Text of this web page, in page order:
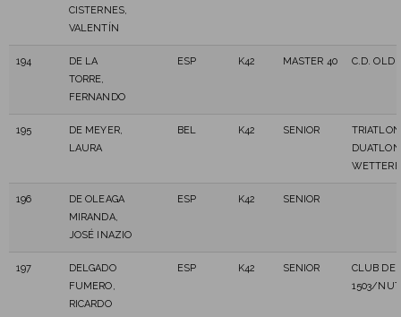
CISTERNES,
VALENTÍN
194
DE LA
TORRE,
FERNANDO
ESP K42 MASTER 40 C.D. OLD
195
DE MEYER,
LAURA
BEL K42 SENIOR
TRIATLON
DUATLON
196
DE OLEAGA
MIRANDA,
JOSÉ INAZIO
ESP K42 SENIOR
197
DELGADO
FUMERO,
RICARDO
ESP K42 SENIOR
CLUB
1503/